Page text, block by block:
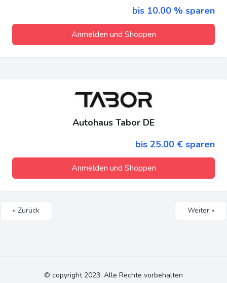
bis 10.00 % sparen
Anmelden und Shoppen
Autohaus Tabor DE
bis 25.00 € sparen
Anmelden und Shoppen
« Zurück Weiter »
© copyright 2023. Alle Rechte vorbehalten